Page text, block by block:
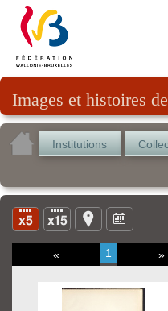
Images et histoires
Institutions
« 1 »